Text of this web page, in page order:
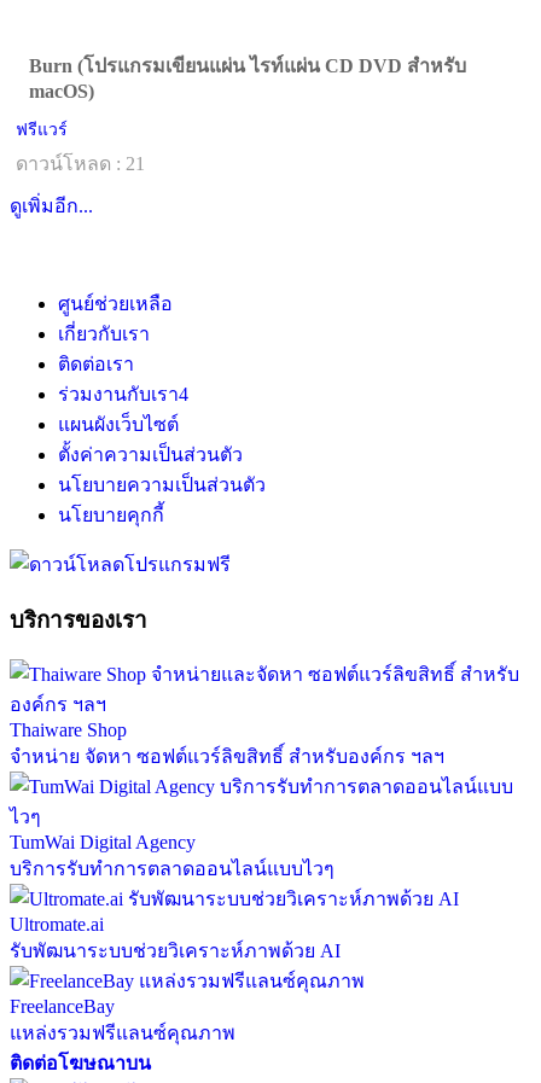
Burn (โปรแกรมเขียนแผ่น ไรท์แผ่น CD DVD สำหรับ
macOS)
ฟรีแวร์
ดาวน์โหลด : 21
ดูเพิ่มอีก...
ศูนย์ช่วยเหลือ
เกี่ยวกับเรา
ติดต่อเรา
ร่วมงานกับเรา4
แผนผังเว็บไซต์
ตั้งค่าความเป็นส่วนตัว
นโยบายความเป็นส่วนตัว
นโยบายคุกกี้
บริการของเรา
Thaiware Shop
จำหน่าย จัดหา ซอฟต์แวร์ลิขสิทธิ์ สำหรับองค์กร ฯลฯ
TumWai Digital Agency
บริการรับทำการตลาดออนไลน์แบบไวๆ
Ultromate.ai
รับพัฒนาระบบช่วยวิเคราะห์ภาพด้วย AI
FreelanceBay
แหล่งรวมฟรีแลนซ์คุณภาพ
ติดต่อโฆษณาบน